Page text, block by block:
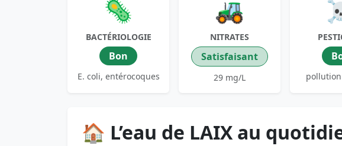
🦠
BACTÉRIOLOGIE
Bon
E. coli, entérocoques
🚜
NITRATES
Satisfaisant
29 mg/L
🏠 L’eau de LAIX au